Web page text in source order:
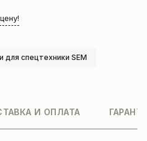
для спецтехники SEM
И ОПЛАТА